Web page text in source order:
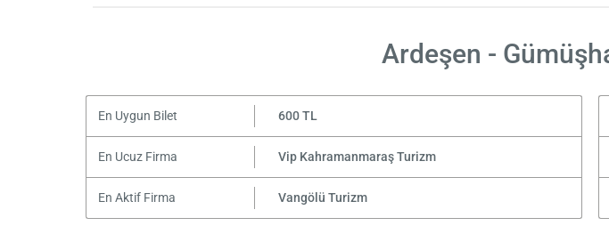
Ardeşen -
En Uygun Bilet 600 TL
En Ucuz Firma Vip Kahramanmaraş Turizm
En Aktif Firma Vangölü Turizm